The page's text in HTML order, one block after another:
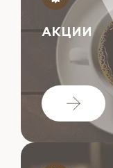
АКЦИИ